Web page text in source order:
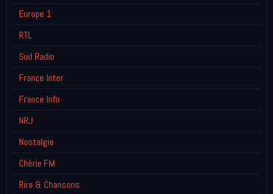
Europe 1
RTL
Sud Radio
France Inter
France Info
NRJ
Nostalgie
Chérie FM
Rire & Chansons